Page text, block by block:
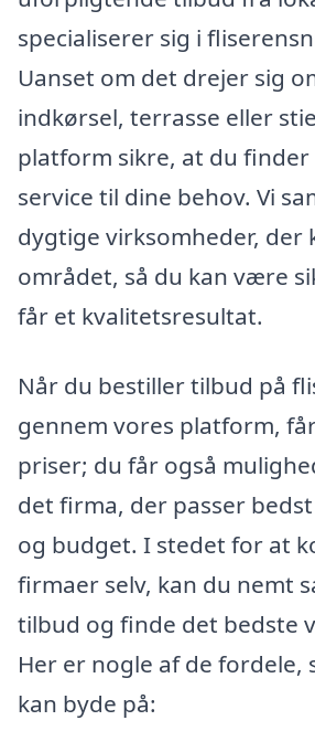
specialiserer sig i
Uanset om det drejer sig
indkørsel, terrasse eller
platform sikre, at du finder
service til dine behov. Vi
dygtige virksomheder, der
området, så du kan være
får et kvalitetsresultat.
Når du bestiller tilbud på
gennem vores platform,
priser; du får også
det firma, der passer
og budget. I stedet for at
firmaer selv, kan du nemt
tilbud og finde det bedste
Her er nogle af de fordele,
kan byde på: